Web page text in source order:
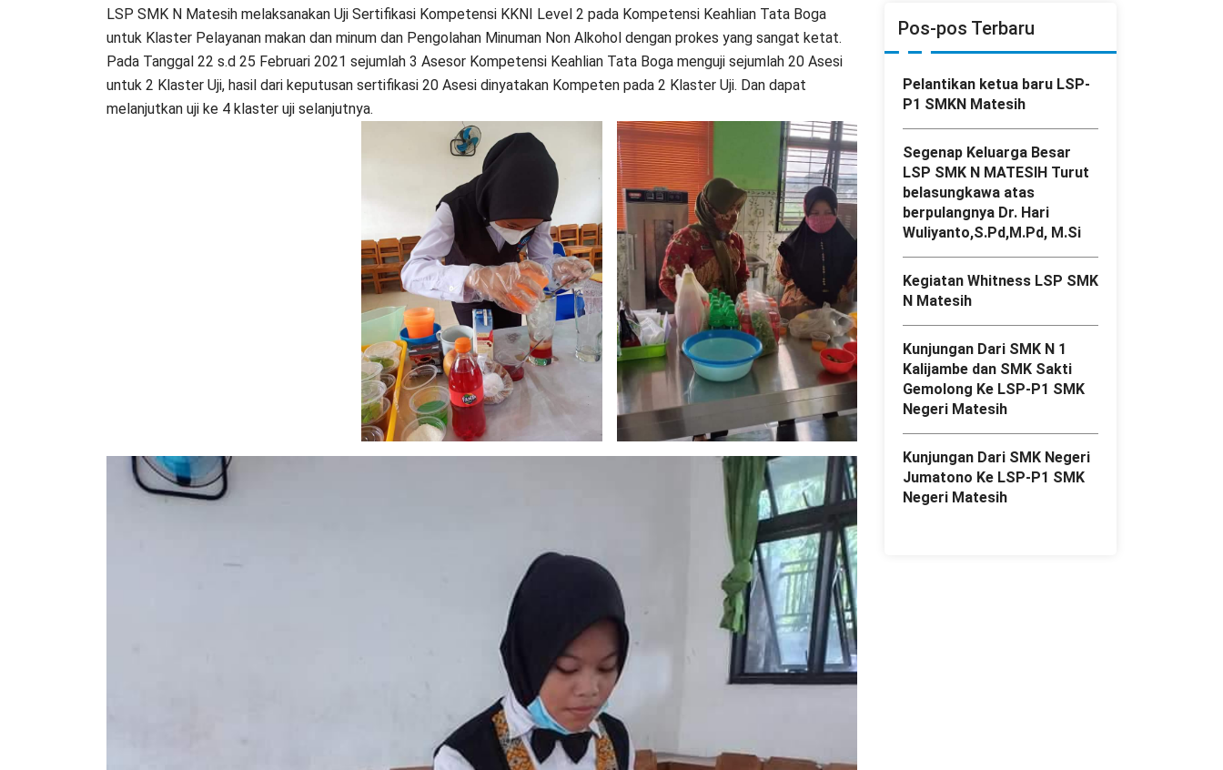
LSP SMK N Matesih melaksanakan Uji Sertifikasi Kompetensi KKNI Level 2 pada Kompetensi Keahlian Tata Boga
untuk Klaster Pelayanan makan dan minum dan Pengolahan Minuman Non Alkohol dengan prokes yang sangat ketat.
Pada Tanggal 22 s.d 25 Februari 2021 sejumlah 3 Asesor Kompetensi Keahlian Tata Boga menguji sejumlah 20 Asesi
untuk 2 Klaster Uji, hasil dari keputusan sertifikasi 20 Asesi dinyatakan Kompeten pada 2 Klaster Uji. Dan dapat
melanjutkan uji ke 4 klaster uji selanjutnya.
Pos-pos Terbaru
Pelantikan ketua baru LSP-
P1 SMKN Matesih
Segenap Keluarga Besar
LSP SMK N MATESIH Turut
belasungkawa atas
berpulangnya Dr. Hari
Wuliyanto,S.Pd,M.Pd, M.Si
Kegiatan Whitness LSP SMK
N Matesih
Kunjungan Dari SMK N 1
Kalijambe dan SMK Sakti
Gemolong Ke LSP-P1 SMK
Negeri Matesih
Kunjungan Dari SMK Negeri
Jumatono Ke LSP-P1 SMK
Negeri Matesih